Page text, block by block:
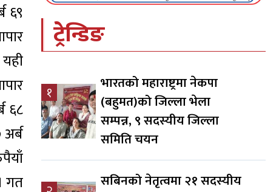
६९
६८
गत
ट्रेन्डिङ
१
भारतको महाराष्ट्रमा नेकपा
(बहुमत)को जिल्ला भेला
सम्पन्न, ९ सदस्यीय जिल्ला
समिति चयन
सबिनको नेतृत्वमा २१ सदस्यीय